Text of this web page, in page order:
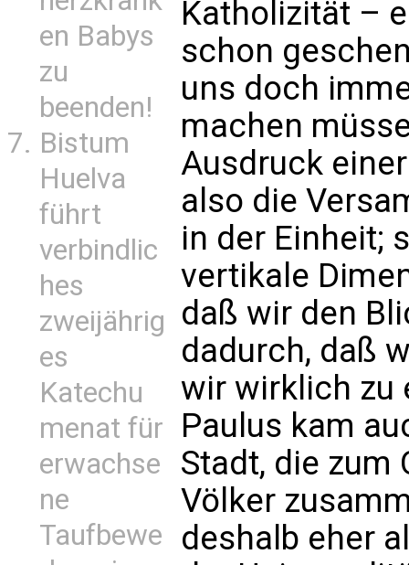
en Babys
zu
beenden!
Bistum
Huelva
führt
verbindlic
hes
zweijährig
es
Katechu
menat für
erwachse
ne
Taufbewe
Katholizität –
schon
uns doch
machen
Ausdruck
also die
in der Einheit;
vertikale
daß wir den
dadurch, daß
wir wirklich zu
Paulus kam
Stadt, die zum
Völker
deshalb eher